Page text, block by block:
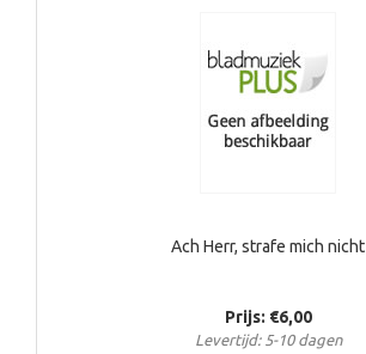
Ach Herr, strafe mich nicht
Prijs: €6,00
Levertijd: 5-10 dagen